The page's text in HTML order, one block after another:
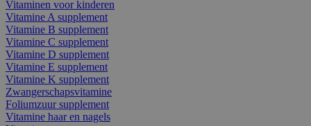
Vitaminen voor kinderen
Vitamine A supplement
Vitamine B supplement
Vitamine C supplement
Vitamine D supplement
Vitamine E supplement
Vitamine K supplement
Zwangerschapsvitamine
Foliumzuur supplement
Vitamine haar en nagels